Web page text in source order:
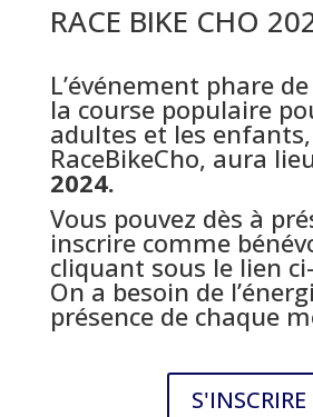
RACE BIKE CHO
L’événement phare
la course populaire
adultes et les
RaceBikeCho, aura
2024.
Vous pouvez dès à
inscrire comme
cliquant sous le lien
On a besoin de
présence de chaque
S'INSCRIRE